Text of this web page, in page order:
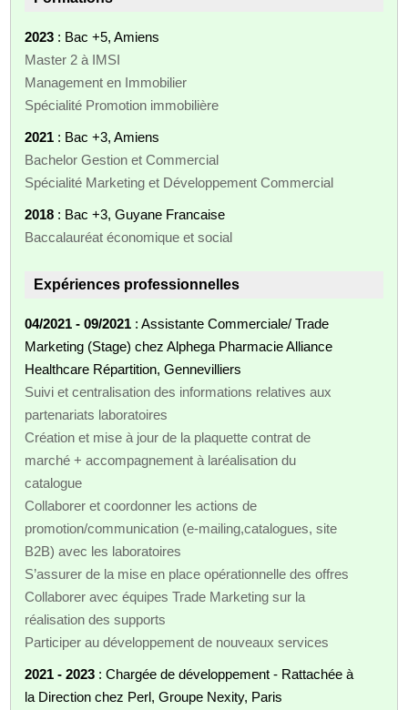
2023 : Bac +5, Amiens
Master 2 à IMSI
Management en Immobilier
Spécialité Promotion immobilière
2021 : Bac +3, Amiens
Bachelor Gestion et Commercial
Spécialité Marketing et Développement Commercial
2018 : Bac +3, Guyane Francaise
Baccalauréat économique et social
Expériences professionnelles
04/2021 - 09/2021 : Assistante Commerciale/ Trade
Marketing (Stage) chez Alphega Pharmacie Alliance
Healthcare Répartition, Gennevilliers
Suivi et centralisation des informations relatives aux
partenariats laboratoires
Création et mise à jour de la plaquette contrat de
marché + accompagnement à laréalisation du
catalogue
Collaborer et coordonner les actions de
promotion/communication (e-mailing,catalogues, site
B2B) avec les laboratoires
S’assurer de la mise en place opérationnelle des offres
Collaborer avec équipes Trade Marketing sur la
réalisation des supports
Participer au développement de nouveaux services
2021 - 2023 : Chargée de développement - Rattachée à
la Direction chez Perl, Groupe Nexity, Paris